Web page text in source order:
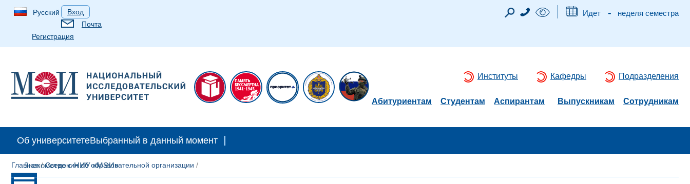
Русский
Вход
Почта
Регистрация
Идет - неделя семестра
Институты Кафедры Подразделения
Абитуриентам Студентам Аспирантам Выпускникам Сотрудникам
Об университетеВыбранный в данный момент
Знакомство с НИУ «МЭИ»
Главная/Сведения об образовательной организации /